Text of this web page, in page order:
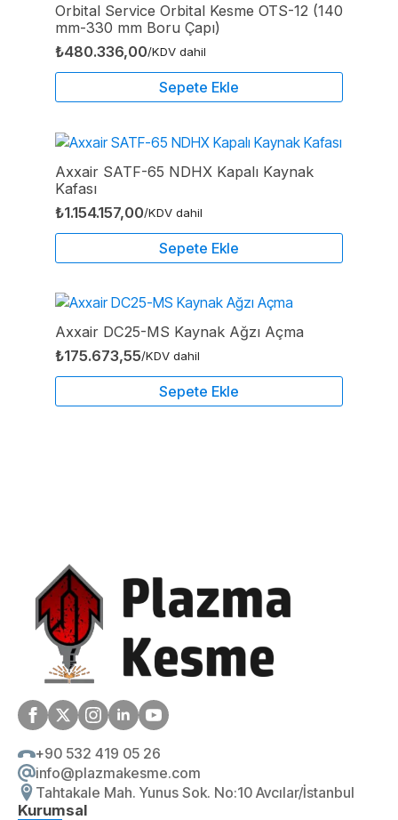
Orbital Service Orbital Kesme OTS-12 (140
mm-330 mm Boru Çapı)
₺480.336,00/KDV dahil
Sepete Ekle
Axxair SATF-65 NDHX Kapalı Kaynak
Kafası
₺1.154.157,00/KDV dahil
Sepete Ekle
Axxair DC25-MS Kaynak Ağzı Açma
₺175.673,55/KDV dahil
Sepete Ekle
+90 532 419 05 26
info@plazmakesme.com
Tahtakale Mah. Yunus Sok. No:10 Avcılar/İstanbul
Kurumsal